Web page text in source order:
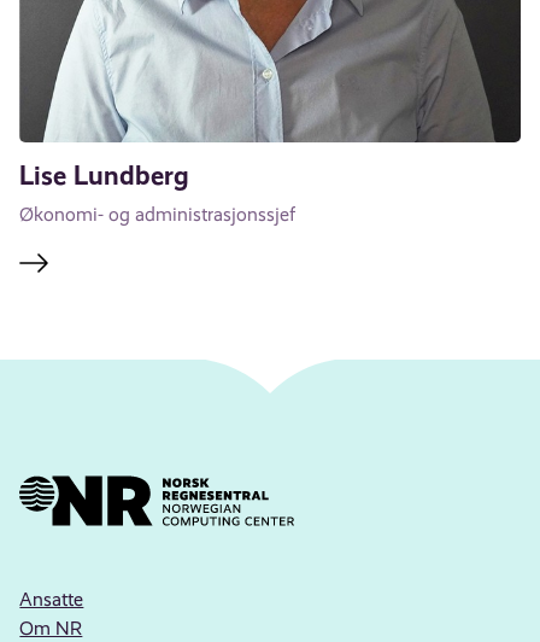
Lise Lundberg
Økonomi- og administrasjonssjef
Ansatte
Om NR